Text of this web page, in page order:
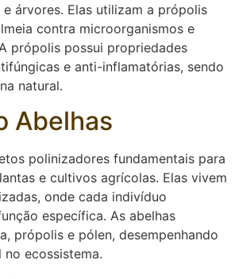
árvores. Elas utilizam a própolis
contra microorganismos e
própolis possui propriedades
e anti-inflamatórias, sendo
natural.
Abelhas
polinizadores fundamentais para
e cultivos agrícolas. Elas vivem
onde cada indivíduo
específica. As abelhas
própolis e pólen, desempenhando
no ecossistema.